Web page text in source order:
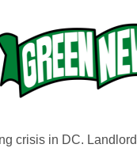
crisis in DC.